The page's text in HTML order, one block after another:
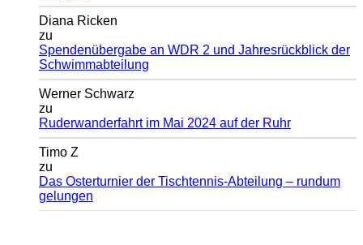
Diana Ricken
zu
Spendenübergabe an WDR 2 und Jahresrückblick der
Schwimmabteilung
Werner Schwarz
zu
Ruderwanderfahrt im Mai 2024 auf der Ruhr
Timo Z
zu
Das Osterturnier der Tischtennis-Abteilung – rundum
gelungen